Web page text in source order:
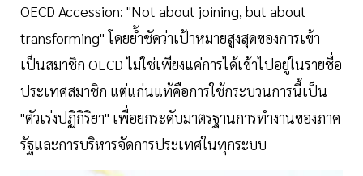
OECD Accession: "Not about joining, but about
transforming" โดยย้ำชัดว่าเป้าหมายสูงสุดของการเข้า
เป็นสมาชิก OECD ไม่ใช่เพียงแค่การได้เข้าไปอยู่ในรายชื่อ
ประเทศสมาชิก แต่แก่นแท้คือการใช้กระบวนการนี้เป็น
"ตัวเร่งปฏิกิริยา" เพื่อยกระดับมาตรฐานการทำงานของภาค
รัฐและการบริหารจัดการประเทศในทุกระบบ